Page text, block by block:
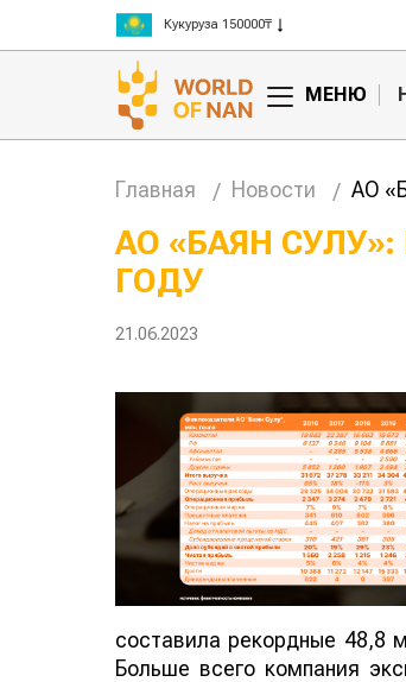
Рис 300000₸
Пшеница 3 класс 125000₸
МЕНЮ
Главная Новости АО
АО «БАЯН
ГОДУ
21.06.2023
составила рекордные 48,8
Больше всего компания